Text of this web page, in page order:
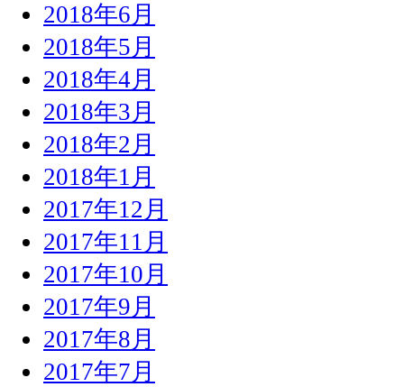
2018年6月
2018年5月
2018年4月
2018年3月
2018年2月
2018年1月
2017年12月
2017年11月
2017年10月
2017年9月
2017年8月
2017年7月